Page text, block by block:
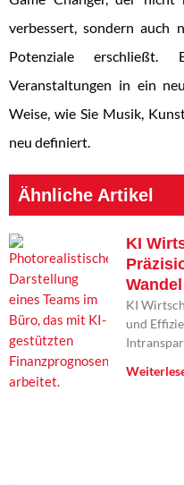
verbessert, sondern auch
Potenziale
Veranstaltungen in ein
Weise, wie Sie Musik,
neu definiert.
Ähnliche Artikel
KI
KI
und